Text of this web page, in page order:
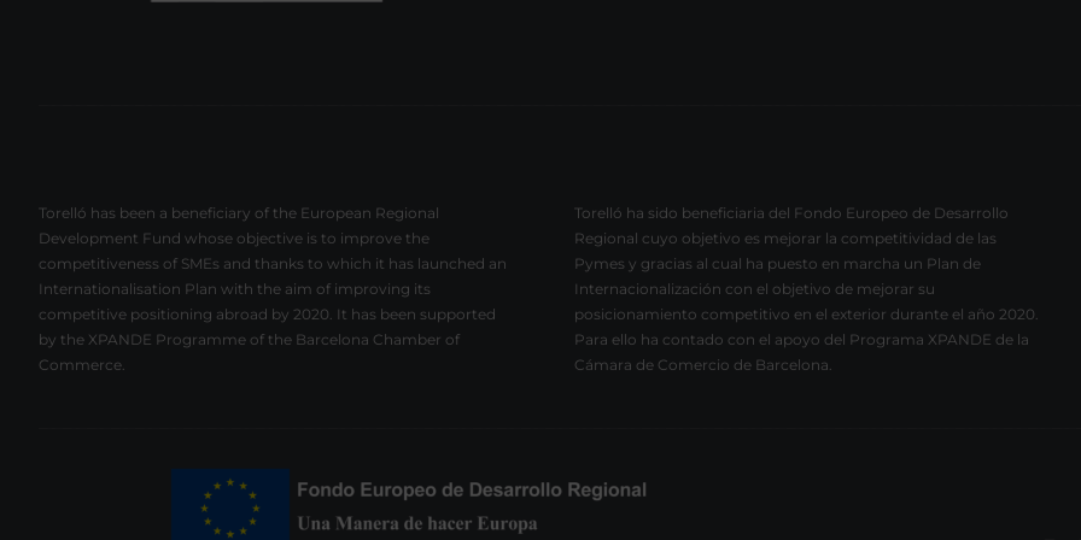
Torelló has been a beneficiary of the European Regional
Development Fund whose objective is to improve the
competitiveness of SMEs and thanks to which it has launched an
Internationalisation Plan with the aim of improving its
competitive positioning abroad by 2020. It has been supported
by the XPANDE Programme of the Barcelona Chamber of
Commerce.
Torelló ha sido beneficiaria del Fondo Europeo de Desarrollo
Regional cuyo objetivo es mejorar la competitividad de las
Pymes y gracias al cual ha puesto en marcha un Plan de
Internacionalización con el objetivo de mejorar su
posicionamiento competitivo en el exterior durante el año 2020.
Para ello ha contado con el apoyo del Programa XPANDE de la
Cámara de Comercio de Barcelona.